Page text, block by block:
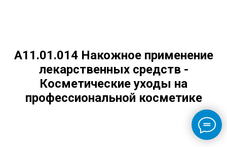
А11.01.014 Накожное применение
лекарственных средств -
Косметические уходы на
профессиональной косметике